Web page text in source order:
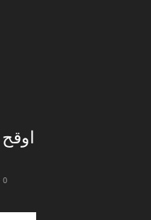
0